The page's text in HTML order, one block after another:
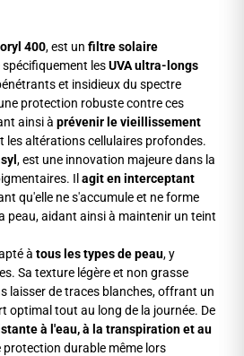
400, est un filtre solaire
lesUVA ultra-longs
et insidieux du spectre
protection robuste contre ces
ainsi à prévenir le vieillissement
les altérations cellulaires profondes.
, est une innovation majeure dans la
Il agit en interceptant
qu'elle ne s'accumule et ne forme
peau, aidant ainsi à maintenir un teint
à tous les types de peau, y
Sa texture légère et non grasse
laisser de traces blanches, offrant un
optimal tout au long de la journée. De
à l'eau, à la transpiration et au
durable même lors